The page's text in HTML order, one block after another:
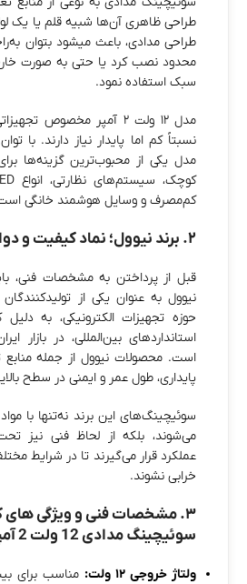
طراحی ظاهری آن‌ها شبیه قلم یا یک
طراحی مدادی، باعث میشود بتوان
محدود نصب کرد یا حتی به صورت
سبک استفاده نمود.
مدل ۱۲ ولت ۲ آمپر مخصوص
مدل یکی از محبوب‌ترین گزینه‌ها
کم‌مصرف و وسایل هوشمند خانگی
۲. برند نیوول؛ نماد کیفیت و دوام
قبل از پرداختن به مشخصات فنی،
نیوول به عنوان یکی از
حوزه تجهیزات الکترونیکی، به
استانداردهای بین‌المللی، در بازار
است. محصولات نیوول از جمله منابع
پایداری، طول عمر و ایمنی در سطح
سوئیچینگ‌های این برند نه‌تنها با
می‌شوند، بلکه از لحاظ فنی نیز
عملکرد قرار می‌گیرند تا در شرایط
خرابی نشوند.
۳. مشخصات فنی و ویژگی‌ های
سوئیچینگ مدادی 12 ولت 2 آمپر برند نیوول
ولتاژ خروجی ۱۲ ولت:
مناسب برای